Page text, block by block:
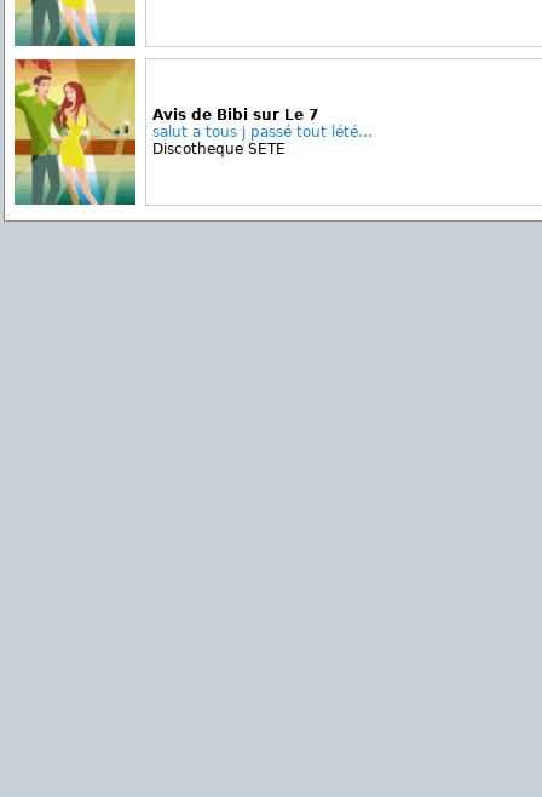
Avis de Bibi sur Le 7
salut a tous j passé tout lété...
Discotheque SETE